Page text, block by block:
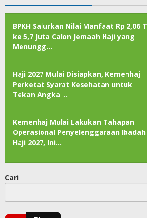
BPKH Salurkan Nilai Manfaat Rp 2,06 T
ke 5,7 Juta Calon Jemaah Haji yang
Menungg…
Haji 2027 Mulai Disiapkan, Kemenhaj
Perketat Syarat Kesehatan untuk
Tekan Angka …
Kemenhaj Mulai Lakukan Tahapan
Operasional Penyelenggaraan Ibadah
Haji 2027, Ini…
Cari